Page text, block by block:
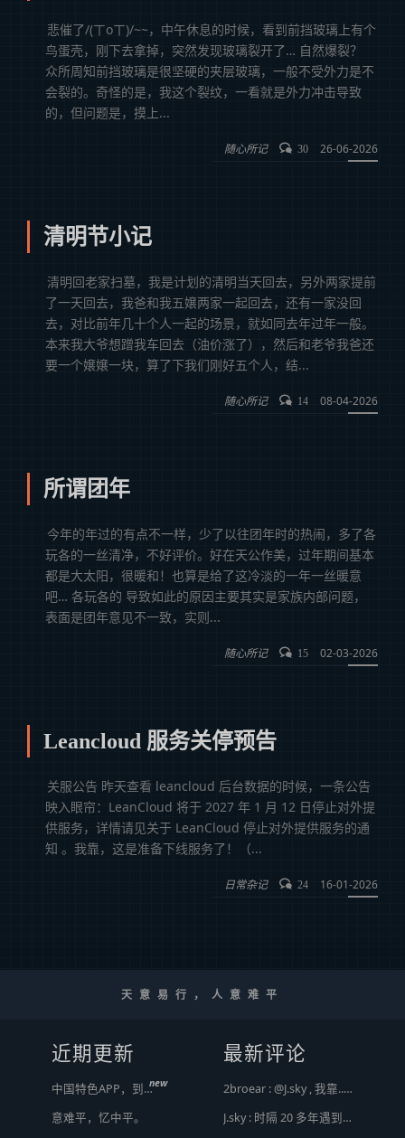
悲催了/(ㄒoㄒ)/~~，中午休息的时候，看到前挡玻璃上有个
鸟蛋壳，刚下去拿掉，突然发现玻璃裂开了… 自然爆裂？
众所周知前挡玻璃是很坚硬的夹层玻璃，一般不受外力是不
会裂的。奇怪的是，我这个裂纹，一看就是外力冲击导致
的，但问题是，摸上...
随心所记 30 26-06-2026
清明节小记
清明回老家扫墓，我是计划的清明当天回去，另外两家提前
了一天回去，我爸和我五嬢两家一起回去，还有一家没回
去，对比前年几十个人一起的场景，就如同去年过年一般。
本来我大爷想蹭我车回去（油价涨了），然后和老爷我爸还
要一个嬢嬢一块，算了下我们刚好五个人，结...
随心所记 14 08-04-2026
所谓团年
今年的年过的有点不一样，少了以往团年时的热闹，多了各
玩各的一丝清净，不好评价。好在天公作美，过年期间基本
都是大太阳，很暖和！也算是给了这冷淡的一年一丝暖意
吧… 各玩各的 导致如此的原因主要其实是家族内部问题，
表面是团年意见不一致，实则...
随心所记 15 02-03-2026
Leancloud 服务关停预告
关服公告 昨天查看 leancloud 后台数据的时候，一条公告
映入眼帘：LeanCloud 将于 2027 年 1 月 12 日停止对外提
供服务，详情请见关于 LeanCloud 停止对外提供服务的通
知 。我靠，这是准备下线服务了！（...
日常杂记 24 16-01-2026
天意易行，人意难平
近期更新
中国特色APP，到底谁来治？new
意难平，忆中平。
最新评论
2broear : @J.sky , 我靠.. 心情复杂 [ Emoji Image ]
J.sky : 时隔 20 多年遇到前任，你猜会是什么感觉？前几天和老婆去超市，巧不巧老婆去看其他商品了，就这么两分钟的功夫，我和前任迎面相遇，我看了一眼她，她也看到我了，谁都没说话，我感觉她恐慌的逃走了。我们擦肩而过，按道理这个年龄本不应该两个人单独在超市相遇，除非单身。所以，我猜她离婚了？搞不好她可能以为我也离婚了？哈哈哈